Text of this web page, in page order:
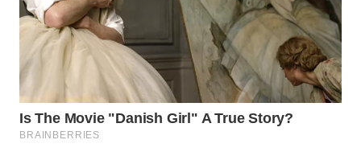
WAHANANEWS
NET
WAHANA
SPORT